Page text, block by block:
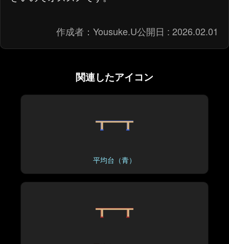
作成者： Yousuke.U公開日 : 2026.02.01
関連したアイコン
平均台（青）